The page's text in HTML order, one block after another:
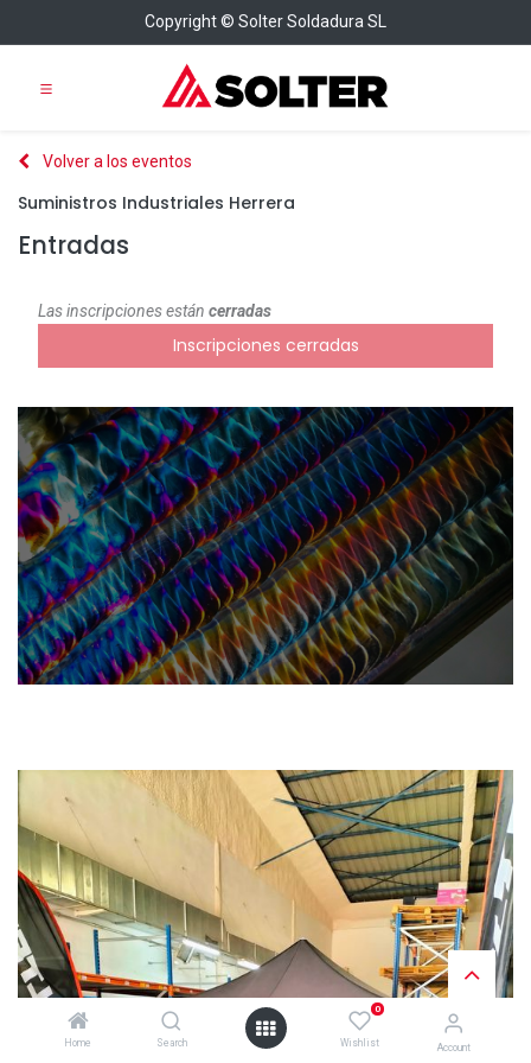
Home Search
0
Wishlist Account
Copyright © Solter Soldadura SL
Volver a los eventos
Suministros Industriales Herrera
Entradas
Las inscripciones están cerradas
Inscripciones cerradas